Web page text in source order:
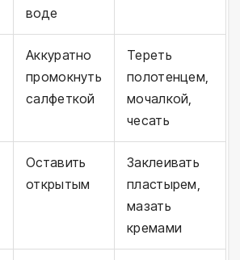
воде
Аккуратно
промокнуть
салфеткой
Тереть
полотенцем,
мочалкой,
чесать
Оставить
открытым
Заклеивать
пластырем,
мазать
кремами